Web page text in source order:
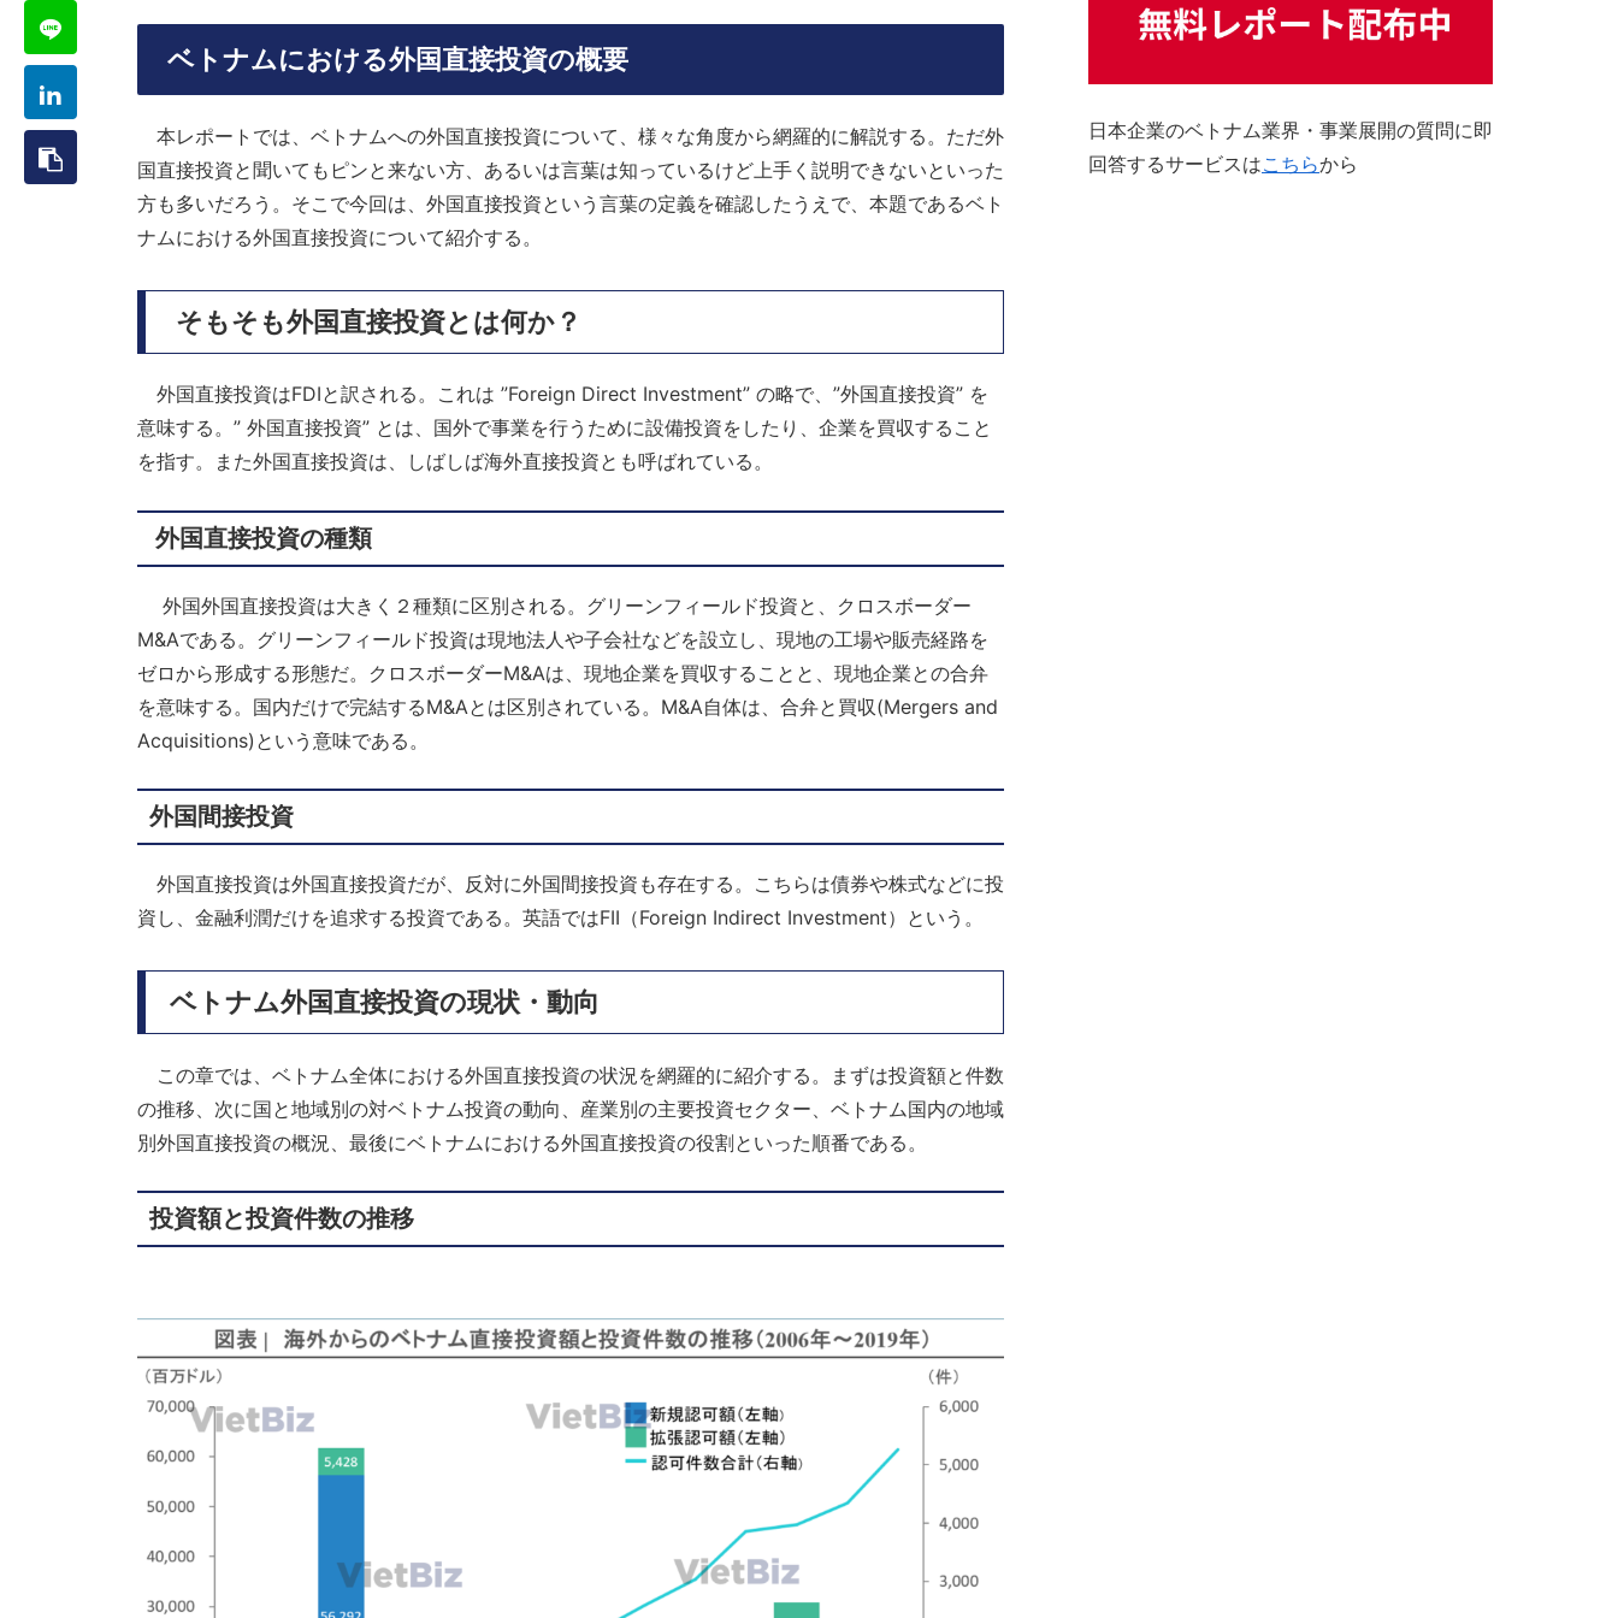
ベトナムにおける外国直接投資の概要
本レポートでは、ベトナムへの外国直接投資について、様々な角度から網羅的に解説する。ただ外
国直接投資と聞いてもピンと来ない方、あるいは言葉は知っているけど上手く説明できないといった
方も多いだろう。そこで今回は、外国直接投資という言葉の定義を確認したうえで、本題であるベト
ナムにおける外国直接投資について紹介する。
そもそも外国直接投資とは何か？
外国直接投資はFDIと訳される。これは ”Foreign Direct Investment” の略で、”外国直接投資” を
意味する。” 外国直接投資” とは、国外で事業を行うために設備投資をしたり、企業を買収すること
を指す。また外国直接投資は、しばしば海外直接投資とも呼ばれている。
外国直接投資の種類
外国外国直接投資は大きく２種類に区別される。グリーンフィールド投資と、クロスボーダー
M&Aである。グリーンフィールド投資は現地法人や子会社などを設立し、現地の工場や販売経路を
ゼロから形成する形態だ。クロスボーダーM&Aは、現地企業を買収することと、現地企業との合弁
を意味する。国内だけで完結するM&Aとは区別されている。M&A自体は、合弁と買収(Mergers and
Acquisitions)という意味である。
外国間接投資
外国直接投資は外国直接投資だが、反対に外国間接投資も存在する。こちらは債券や株式などに投
資し、金融利潤だけを追求する投資である。英語ではFII（Foreign Indirect Investment）という。
ベトナム外国直接投資の現状・動向
この章では、ベトナム全体における外国直接投資の状況を網羅的に紹介する。まずは投資額と件数
の推移、次に国と地域別の対ベトナム投資の動向、産業別の主要投資セクター、ベトナム国内の地域
別外国直接投資の概況、最後にベトナムにおける外国直接投資の役割といった順番である。
投資額と投資件数の推移
日本企業のベトナム業界・事業展開の質問に即
回答するサービスはこちらから